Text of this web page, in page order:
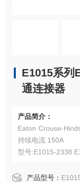
E1015系列
通连接器
产品简介：
Eaton Crouse-
持续电流 150A
型号:E1015-2338
适用线规 8-4 AWG,
产品型号：